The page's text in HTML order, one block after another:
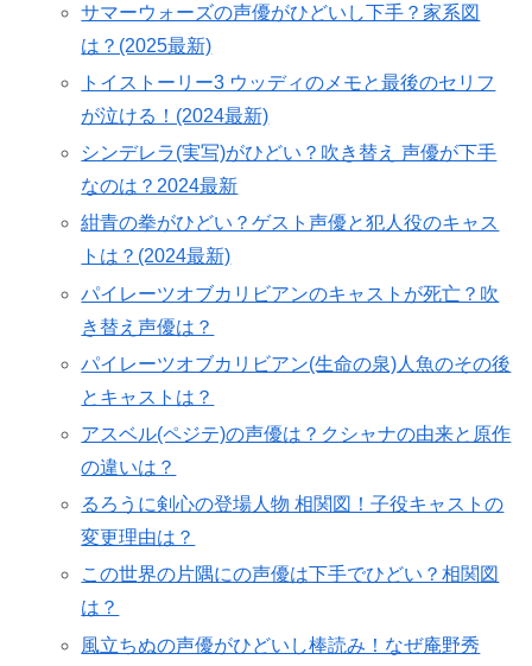
サマーウォーズの声優がひどいし下手？家系図
は？(2025最新)
トイストーリー3 ウッディのメモと最後のセリフ
が泣ける！(2024最新)
シンデレラ(実写)がひどい？吹き替え 声優が下手
なのは？2024最新
紺青の拳がひどい？ゲスト声優と犯人役のキャス
トは？(2024最新)
パイレーツオブカリビアンのキャストが死亡？吹
き替え声優は？
パイレーツオブカリビアン(生命の泉)人魚のその後
とキャストは？
アスベル(ペジテ)の声優は？クシャナの由来と原作
の違いは？
るろうに剣心の登場人物 相関図！子役キャストの
変更理由は？
この世界の片隅にの声優は下手でひどい？相関図
は？
風立ちぬの声優がひどいし棒読み！なぜ庵野秀